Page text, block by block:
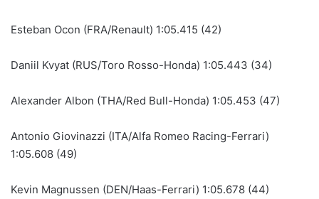
Esteban Ocon (FRA/Renault) 1:05.415 (42)
Daniil Kvyat (RUS/Toro Rosso-Honda) 1:05.443 (34)
Alexander Albon (THA/Red Bull-Honda) 1:05.453 (47)
Antonio Giovinazzi (ITA/Alfa Romeo Racing-Ferrari)
1:05.608 (49)
Kevin Magnussen (DEN/Haas-Ferrari) 1:05.678 (44)